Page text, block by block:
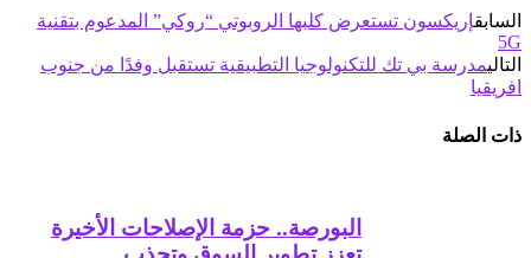
السابقإريكسون تستعرض كلبها الروبوتي “روكي” المدعوم بتقنية
5G
التاليمدرسة بي تك للتكنولوجيا التطبيقية تستقبل وفدًا من جنوب
افريقيا
ذات الصلة
البورصة.. حزمة الإصلاحات الأخيرة